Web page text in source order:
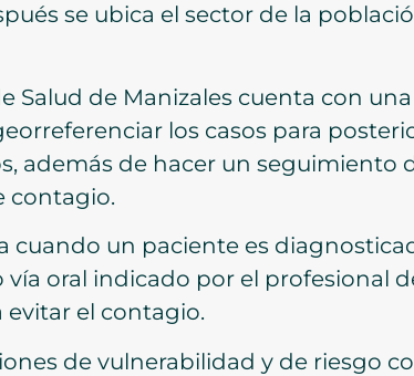
se ubica el sector de la
Salud de Manizales cuenta con
los casos para
además de hacer un seguimiento
contagio.
cuando un paciente es
oral indicado por el profesional
el contagio.
de vulnerabilidad y de riesgo